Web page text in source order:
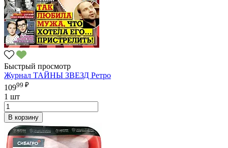
Быстрый просмотр
Журнал ТАЙНЫ ЗВЕЗД Ретро
10999 ₽
1 шт
В корзину